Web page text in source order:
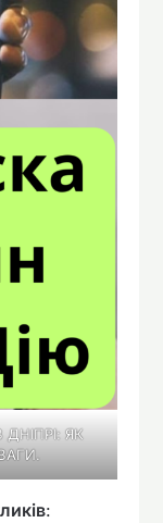
ЯК
: